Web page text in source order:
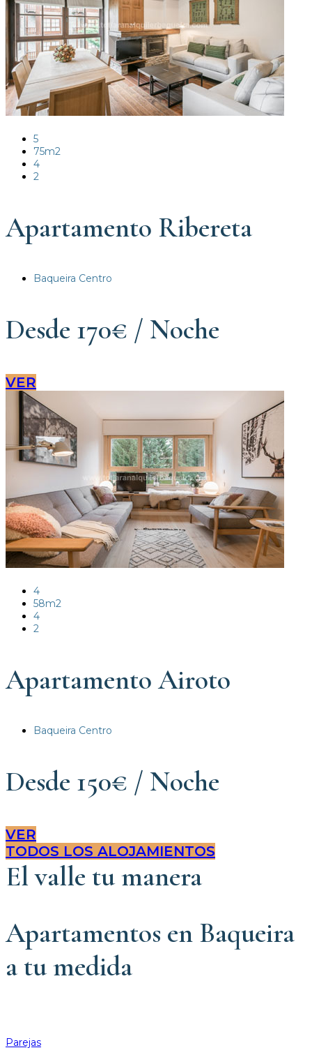
5
75m2
4
2
Apartamento Ribereta
Baqueira Centro
Desde 170€ / Noche
VER
4
58m2
4
2
Apartamento Airoto
Baqueira Centro
Desde 150€ / Noche
VER
TODOS LOS ALOJAMIENTOS
El valle tu manera
Apartamentos en Baqueira
a tu medida
Parejas